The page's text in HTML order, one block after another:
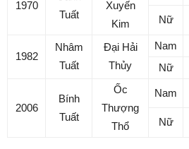
1970
Tuất
Xuyến
Kim
Nữ
1982
Nhâm
Tuất
Đại Hải
Thủy
Nam
Nữ
2006
Bính
Tuất
Ốc
Thượng
Thổ
Nam
Nữ